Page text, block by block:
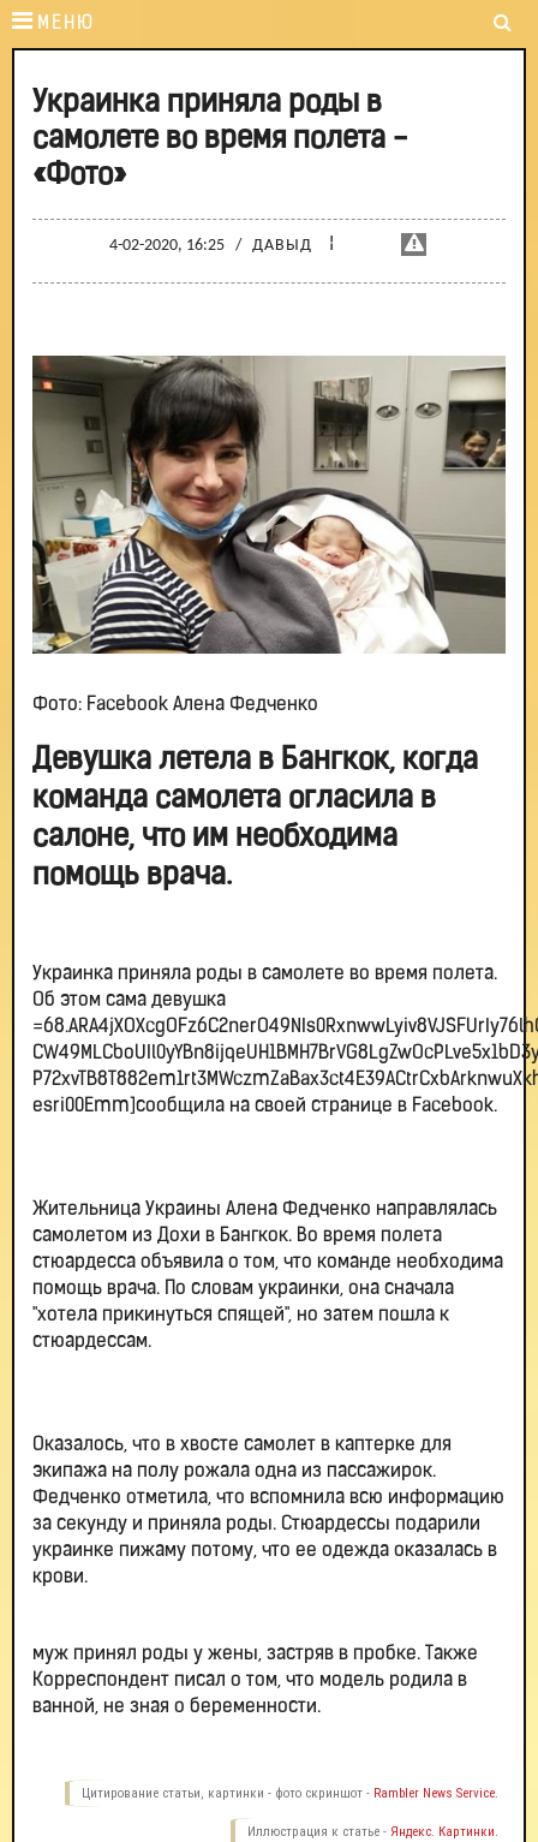
МЕНЮ
Украинка приняла роды в
самолете во время полета -
«Фото»
4-02-2020, 16:25 / ДАВЫД ¦
Фото: Facebook Алена Федченко
Девушка летела в Бангкок, когда
команда самолета огласила в
салоне, что им необходима
помощь врача.
Украинка приняла роды в самолете во время полета.
Об этом сама девушка
esri00Emm]сообщила на своей странице в Facebook.
Жительница Украины Алена Федченко направлялась
самолетом из Дохи в Бангкок. Во время полета
стюардесса объявила о том, что команде необходима
помощь врача. По словам украинки, она сначала
"хотела прикинуться спящей", но затем пошла к
стюардессам.
Оказалось, что в хвосте самолет в каптерке для
экипажа на полу рожала одна из пассажирок.
Федченко отметила, что вспомнила всю информацию
за секунду и приняла роды. Стюардессы подарили
украинке пижаму потому, что ее одежда оказалась в
крови.
муж принял роды у жены, застряв в пробке. Также
Корреспондент писал о том, что модель родила в
ванной, не зная о беременности.
Цитирование статьи, картинки - фото скриншот - Rambler News Service.
Иллюстрация к статье - Яндекс. Картинки.